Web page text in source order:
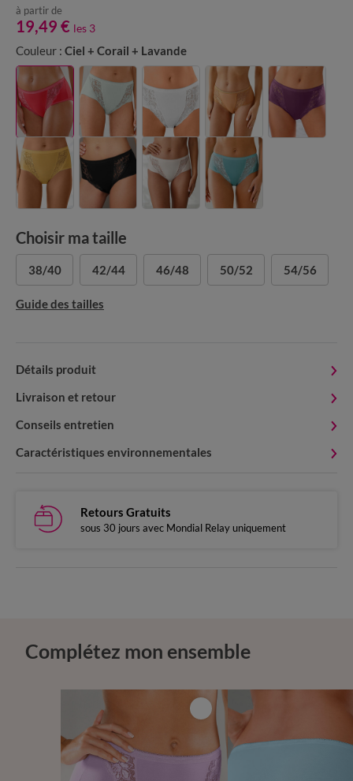
à partir de
19,49 € les 3
Couleur : Ciel + Corail + Lavande
Choisir ma taille
38/40 42/44 46/48 50/52 54/56
Guide des tailles
Détails produit
Livraison et retour
Conseils entretien
Caractéristiques environnementales
Retours Gratuits
sous 30 jours avec Mondial Relay uniquement
Complétez mon ensemble